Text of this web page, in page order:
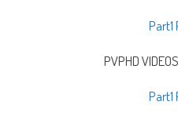
Part1
PVPHD
Part1